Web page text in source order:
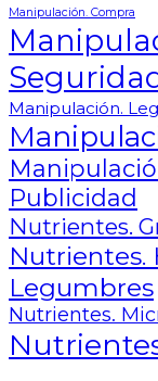
Manipulación. Compra
Manipulación.
Publicidad
Nutrientes.
Nutrientes.
Legumbres
Nutrientes.